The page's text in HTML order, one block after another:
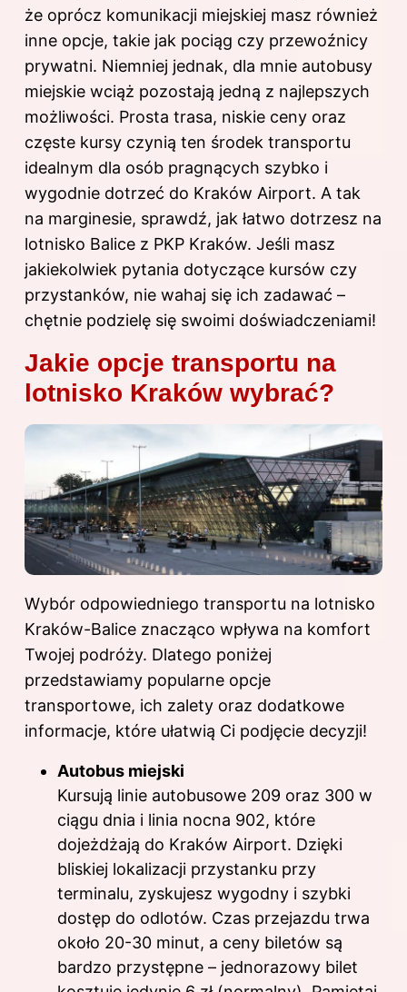
że oprócz komunikacji miejskiej masz również
inne opcje, takie jak pociąg czy przewoźnicy
prywatni. Niemniej jednak, dla mnie autobusy
miejskie wciąż pozostają jedną z najlepszych
możliwości. Prosta trasa, niskie ceny oraz
częste kursy czynią ten środek transportu
idealnym dla osób pragnących szybko i
wygodnie dotrzeć do Kraków Airport. A tak
na marginesie, sprawdź, jak łatwo dotrzesz na
lotnisko Balice z PKP Kraków. Jeśli masz
jakiekolwiek pytania dotyczące kursów czy
przystanków, nie wahaj się ich zadawać –
chętnie podzielę się swoimi doświadczeniami!
Jakie opcje transportu na
lotnisko Kraków wybrać?
Wybór odpowiedniego transportu na lotnisko
Kraków-Balice znacząco wpływa na komfort
Twojej podróży. Dlatego poniżej
przedstawiamy popularne opcje
transportowe, ich zalety oraz dodatkowe
informacje, które ułatwią Ci podjęcie decyzji!
Autobus miejski
Kursują linie autobusowe 209 oraz 300 w
ciągu dnia i linia nocna 902, które
dojeżdżają do Kraków Airport. Dzięki
bliskiej lokalizacji przystanku przy
terminalu, zyskujesz wygodny i szybki
dostęp do odlotów. Czas przejazdu trwa
około 20-30 minut, a ceny biletów są
bardzo przystępne – jednorazowy bilet